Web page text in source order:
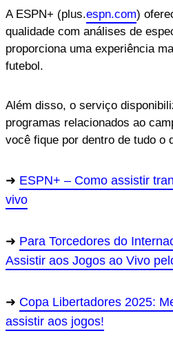
A ESPN+ (plus.espn.com)
qualidade com análises de
proporciona uma experiência
futebol.
Além disso, o serviço
programas relacionados ao
você fique por dentro de tudo o
ESPN+ – Como assistir
vivo
Para Torcedores do
Assistir aos Jogos ao Vivo
Copa Libertadores 2025:
assistir aos jogos!